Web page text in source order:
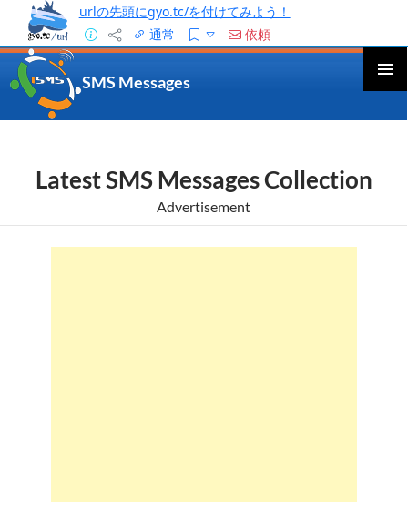
urlの先頭にgyo.tc/を付けてみよう！
通常
依頼